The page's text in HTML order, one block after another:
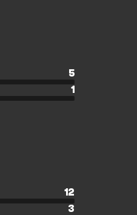
5
1
12
3